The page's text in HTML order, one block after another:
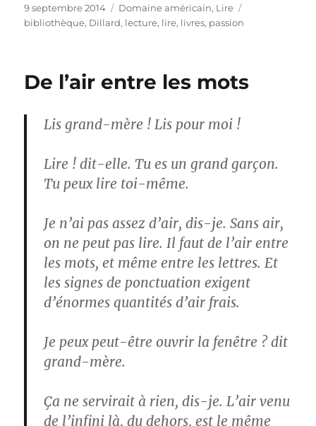
Publié
le
9 septembre 2014 Catégories
Domaine américain, Lire
bibliothèque, Dillard, lecture, lire, livres, passion
De l’air entre les mots
Lis grand-mère ! Lis pour moi !
Lire ! dit-elle. Tu es un grand garçon.
Tu peux lire toi-même.
Je n’ai pas assez d’air, dis-je. Sans air,
on ne peut pas lire. Il faut de l’air entre
les mots, et même entre les lettres. Et
les signes de ponctuation exigent
d’énormes quantités d’air frais.
Je peux peut-être ouvrir la fenêtre ? dit
grand-mère.
Ça ne servirait à rien, dis-je. L’air venu
de l’infini là, du dehors, est le même